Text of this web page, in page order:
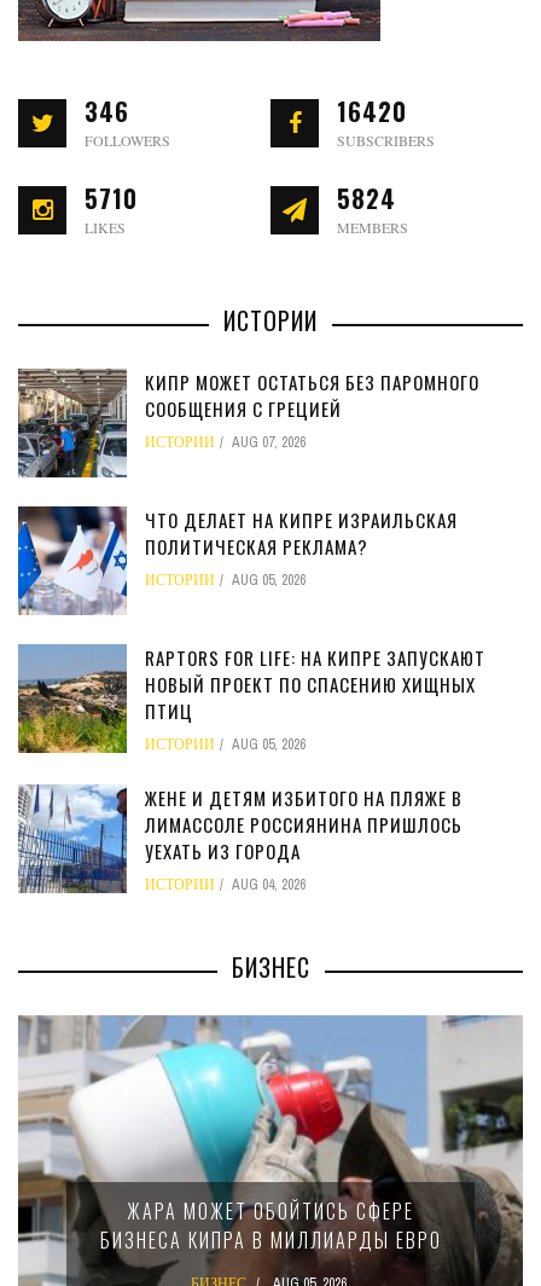
346
FOLLOWERS
16420
SUBSCRIBERS
5710
LIKES
5824
MEMBERS
ИСТОРИИ
КИПР МОЖЕТ ОСТАТЬСЯ БЕЗ ПАРОМНОГО
СООБЩЕНИЯ С ГРЕЦИЕЙ
ИСТОРИИ AUG 07, 2026
ЧТО ДЕЛАЕТ НА КИПРЕ ИЗРАИЛЬСКАЯ
ПОЛИТИЧЕСКАЯ РЕКЛАМА?
ИСТОРИИ AUG 05, 2026
RAPTORS FOR LIFE: НА КИПРЕ ЗАПУСКАЮТ
НОВЫЙ ПРОЕКТ ПО СПАСЕНИЮ ХИЩНЫХ
ПТИЦ
ИСТОРИИ AUG 05, 2026
ЖЕНЕ И ДЕТЯМ ИЗБИТОГО НА ПЛЯЖЕ В
ЛИМАССОЛЕ РОССИЯНИНА ПРИШЛОСЬ
УЕХАТЬ ИЗ ГОРОДА
ИСТОРИИ AUG 04, 2026
БИЗНЕС
МИНФИН КИПРА ПЕРЕПИСАЛ ЗАКОН О
15-ПРОЦЕНТНОМ НАЛОГЕ ДЛЯ
КРУПНЫХ МЕЖДУНАРОДНЫХ
КОМПАНИЙ